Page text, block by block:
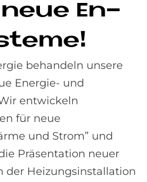
En­
behandeln unsere
Energie- und
entwickeln
für neue
und Strom” und
Präsentation neuer
der Heizungsinstallation